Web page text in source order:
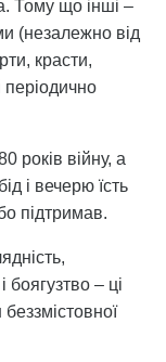
Тому що інші –
(незалежно від
красти,
періодично
років війну, а
і вечерю їсть
підтримав.
боягузтво – ці